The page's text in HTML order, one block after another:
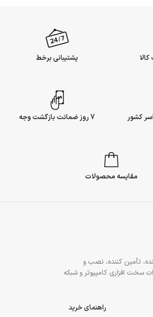
پشتیبانی برخط
کشور 7 روز ضمانت بازگشت وجه
مقایسه محصولات
تأمین کننده، نصب و
سخت افزاری کامپیوتر و شبکه
راهنمای خرید